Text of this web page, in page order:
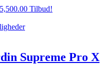
vælges
varesiden
5,500.00Den
Tilbud!
vare
varianter.
Mulighederne
Supreme Pro X